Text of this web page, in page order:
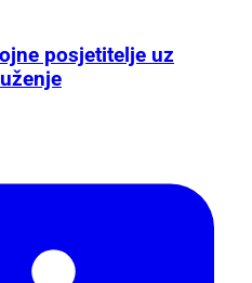
posjetitelje uz